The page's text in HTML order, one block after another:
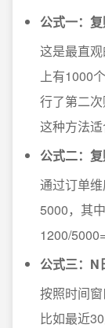
公式一：
这是最直
上有1000
行了第二
这种方法
公式二：
通过订单
5000，其
1200/
公式三：N
按照时间
比如最近